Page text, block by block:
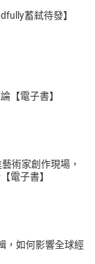
蓄弒待發】
【電子書】
術家創作現場，
電子書】
，如何影響全球經